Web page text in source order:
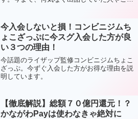
今入会しないと損！コンビニジムち
ょこざっぷに今スグ入会した方が良
い３つの理由！
今話題のライザップ監修コンビニジムちょこ
ざっぷ。今ずぐ入会した方がお得な理由を説
明しています。
【徹底解説】総額７０億円還元！？
かながわPayは使わなきゃ絶対に